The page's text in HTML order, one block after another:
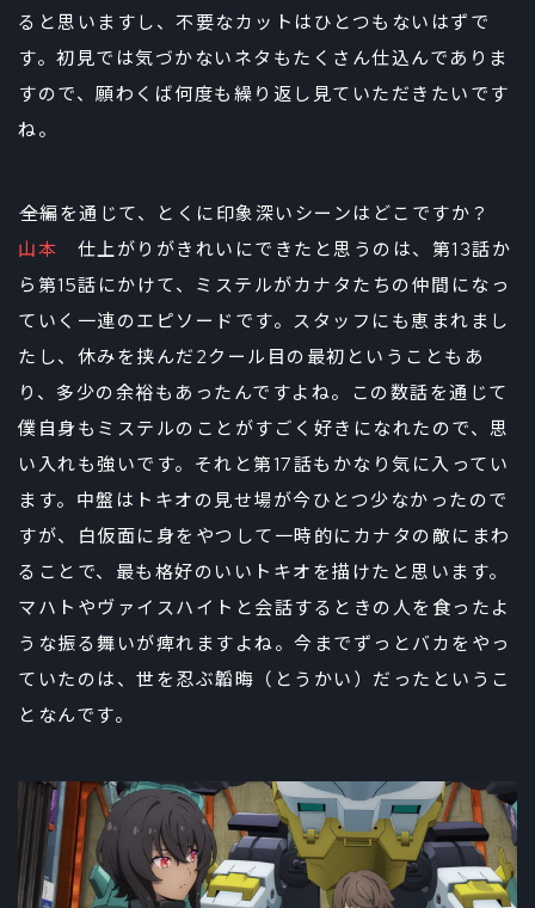
ると思いますし、不要なカットはひとつもないはずで
す。初見では気づかないネタもたくさん仕込んでありま
すので、願わくば何度も繰り返し見ていただきたいです
ね。
――全編を通じて、とくに印象深いシーンはどこですか？
山本 仕上がりがきれいにできたと思うのは、第13話か
ら第15話にかけて、ミステルがカナタたちの仲間になっ
ていく一連のエピソードです。スタッフにも恵まれまし
たし、休みを挟んだ2クール目の最初ということもあ
り、多少の余裕もあったんですよね。この数話を通じて
僕自身もミステルのことがすごく好きになれたので、思
い入れも強いです。それと第17話もかなり気に入ってい
ます。中盤はトキオの見せ場が今ひとつ少なかったので
すが、白仮面に身をやつして一時的にカナタの敵にまわ
ることで、最も格好のいいトキオを描けたと思います。
マハトやヴァイスハイトと会話するときの人を食ったよ
うな振る舞いが痺れますよね。今までずっとバカをやっ
ていたのは、世を忍ぶ韜晦（とうかい）だったというこ
となんです。